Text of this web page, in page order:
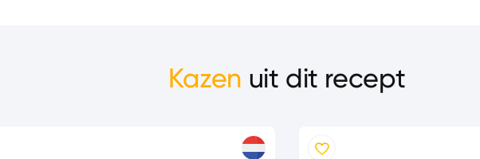
Kazen uit dit recept